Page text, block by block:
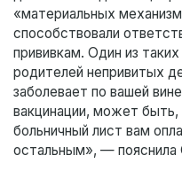
«материальных
способствовали
прививкам. Один из
родителей непривитых
заболевает по вашей
вакцинации, может
больничный лист вам
остальным», — пояснила